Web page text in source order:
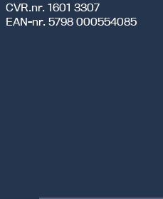
CVR.nr. 1601 3307
EAN-nr. 5798 000554085